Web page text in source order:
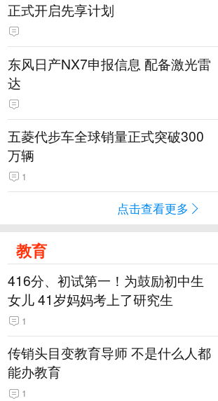
正式开启先享计划
东风日产NX7申报信息 配备激光雷
达
五菱代步车全球销量正式突破300
万辆
1
点击查看更多
教育
416分、初试第一！为鼓励初中生
女儿 41岁妈妈考上了研究生
1
传销头目变教育导师 不是什么人都
能办教育
1